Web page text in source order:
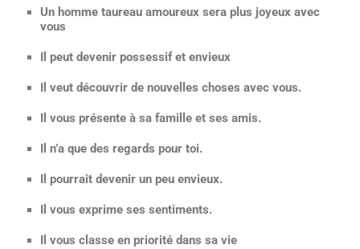
Un homme taureau amoureux sera plus joyeux avec
vous
Il peut devenir possessif et envieux
Il veut découvrir de nouvelles choses avec vous.
Il vous présente à sa famille et ses amis.
Il n’a que des regards pour toi.
Il pourrait devenir un peu envieux.
Il vous exprime ses sentiments.
Il vous classe en priorité dans sa vie